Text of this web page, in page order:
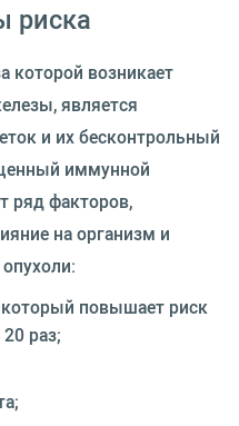
риска
которой возникает
является
и их бесконтрольный
иммунной
ряд факторов,
на организм и
который повышает риск
раз;